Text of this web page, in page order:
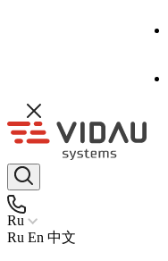
Ru
Ru En 中文